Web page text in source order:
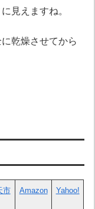
見えますね。
乾燥させてから
市
Amazon Yahoo!